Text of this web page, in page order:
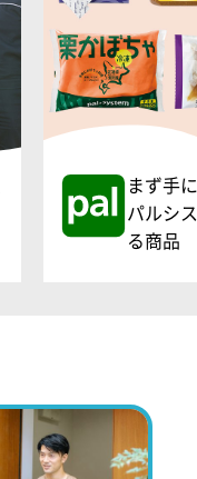
まず手
パルシ
る商品